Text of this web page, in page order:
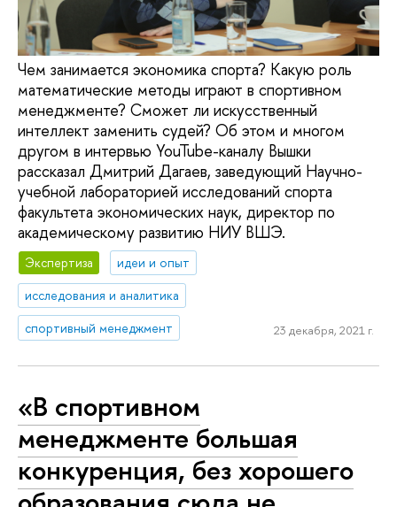
Чем занимается экономика спорта? Какую роль
математические методы играют в спортивном
менеджменте? Сможет ли искусственный
интеллект заменить судей? Об этом и многом
другом в интервью YouTube-каналу Вышки
рассказал Дмитрий Дагаев, заведующий Научно-
учебной лабораторией исследований спорта
факультета экономических наук, директор по
академическому развитию НИУ ВШЭ.
Экспертиза
идеи и опыт
исследования и аналитика
спортивный менеджмент
23 декабря, 2021 г.
«В спортивном
менеджменте большая
конкуренция, без хорошего